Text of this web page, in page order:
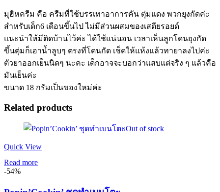
มุฮิหครีม คือ ครีมที่ใช้บรรเทาอาการคัน ตุ่มแดง พวกยุงกัดค่ะ
สำหรับเด็ก6 เดือนขึ้นไป ไม่มีส่วนผสมของเสตียรอยด์
แนะนำให้มีติดบ้านไว้ค่ะ ได้ใช้แน่นอน เวลาเห็นลูกโดนยุงกัด
ขึ้นตุ่มก็เอาน้ำลูบๆ ตรงที่โดนกัด เช็ดให้แห้งแล้วทายาลงไปค่ะ
ตัวยาออกเย็นนิดๆ นะคะ เด็กอาจจะบอกว่าแสบแต่จริง ๆ แล้วคือ
มันเย็นค่ะ
ขนาด 18 กรัมเป็นของใหม่ค่ะ
Related products
Out of stock
Quick View
Read more
-54%